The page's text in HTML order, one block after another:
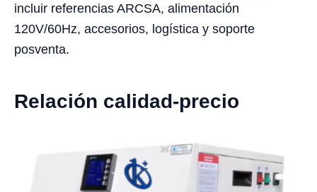
incluir referencias ARCSA, alimentación
120V/60Hz, accesorios, logística y soporte
posventa.
Relación calidad-precio